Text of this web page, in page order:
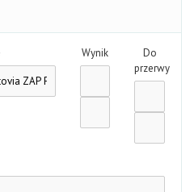
Wynik
Do
przerwy